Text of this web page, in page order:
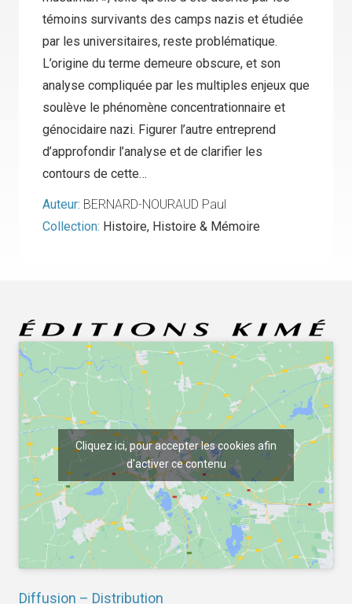
témoins survivants des camps nazis et étudiée
par les universitaires, reste problématique.
L’origine du terme demeure obscure, et son
analyse compliquée par les multiples enjeux que
soulève le phénomène concentrationnaire et
génocidaire nazi. Figurer l’autre entreprend
d’approfondir l’analyse et de clarifier les
contours de cette…
Auteur: BERNARD-NOURAUD Paul
Collection: Histoire, Histoire & Mémoire
Cliquez ici, pour accepter les cookies afin
d'activer ce contenu
Diffusion – Distribution